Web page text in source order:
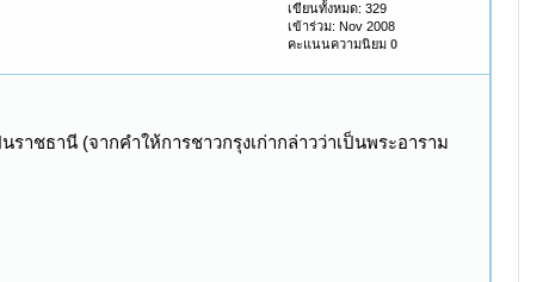
เขียนทั้งหมด: 329
เข้าร่วม: Nov 2008
คะแนนความนิยม0
ชธานี (จากคำให้การชาวกรุงเก่ากล่าวว่าเป็นพระอาราม